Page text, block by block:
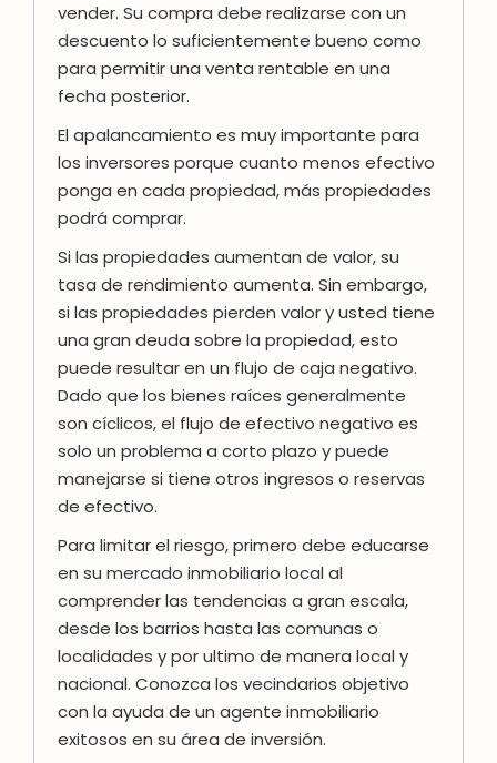
vender. Su compra debe realizarse con un
descuento lo suficientemente bueno como
para permitir una venta rentable en una
fecha posterior.
El apalancamiento es muy importante para
los inversores porque cuanto menos efectivo
ponga en cada propiedad, más propiedades
podrá comprar.
Si las propiedades aumentan de valor, su
tasa de rendimiento aumenta. Sin embargo,
si las propiedades pierden valor y usted tiene
una gran deuda sobre la propiedad, esto
puede resultar en un flujo de caja negativo.
Dado que los bienes raíces generalmente
son cíclicos, el flujo de efectivo negativo es
solo un problema a corto plazo y puede
manejarse si tiene otros ingresos o reservas
de efectivo.
Para limitar el riesgo, primero debe educarse
en su mercado inmobiliario local al
comprender las tendencias a gran escala,
desde los barrios hasta las comunas o
localidades y por ultimo de manera local y
nacional. Conozca los vecindarios objetivo
con la ayuda de un agente inmobiliario
exitosos en su área de inversión.